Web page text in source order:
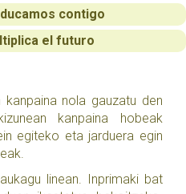
contigo
el futuro
nola gauzatu den
kanpaina hobeak
egiteko eta jarduera egin
linean. Inprimaki bat